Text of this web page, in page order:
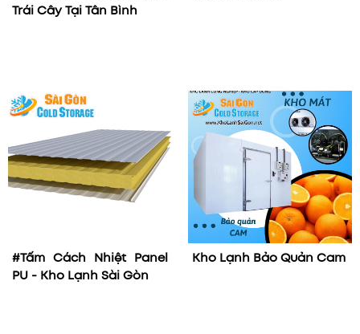
Trái Cây Tại Tân Bình
#Tấm Cách Nhiệt Panel
PU - Kho Lạnh Sài Gòn
Kho Lạnh Bảo Quản Cam